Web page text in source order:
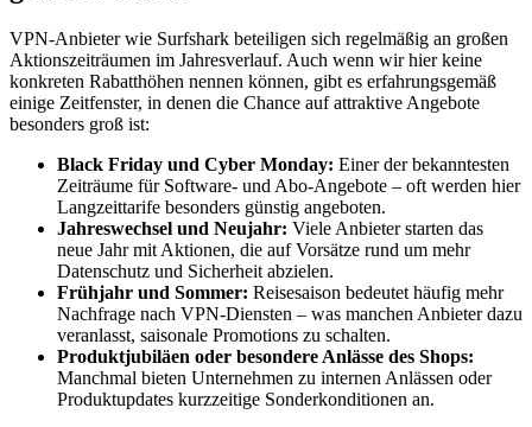
VPN-Anbieter wie Surfshark beteiligen sich regelmäßig an großen
Aktionszeiträumen im Jahresverlauf. Auch wenn wir hier keine
konkreten Rabatthöhen nennen können, gibt es erfahrungsgemäß
einige Zeitfenster, in denen die Chance auf attraktive Angebote
besonders groß ist:
Black Friday und Cyber Monday: Einer der bekanntesten
Zeiträume für Software- und Abo-Angebote – oft werden hier
Langzeittarife besonders günstig angeboten.
Jahreswechsel und Neujahr: Viele Anbieter starten das
neue Jahr mit Aktionen, die auf Vorsätze rund um mehr
Datenschutz und Sicherheit abzielen.
Frühjahr und Sommer: Reisesaison bedeutet häufig mehr
Nachfrage nach VPN-Diensten – was manchen Anbieter dazu
veranlasst, saisonale Promotions zu schalten.
Produktjubiläen oder besondere Anlässe des Shops:
Manchmal bieten Unternehmen zu internen Anlässen oder
Produktupdates kurzzeitige Sonderkonditionen an.